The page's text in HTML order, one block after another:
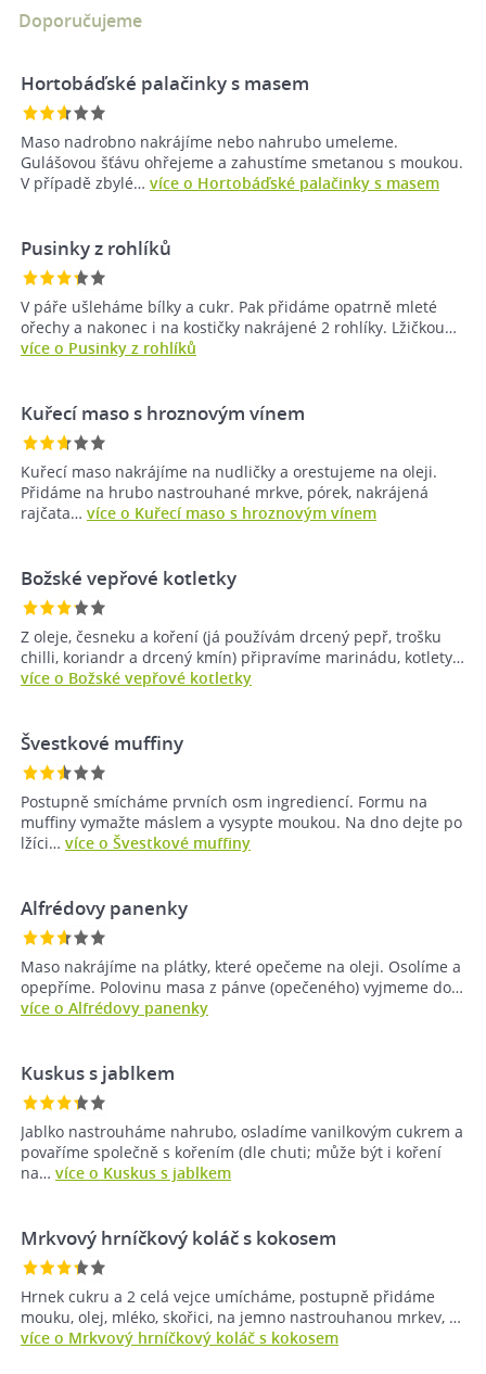
Doporučujeme
Hortobáďské palačinky s masem
Maso nadrobno nakrájíme nebo nahrubo umeleme.
Gulášovou šťávu ohřejeme a zahustíme smetanou s moukou.
V případě zbylé… více o Hortobáďské palačinky s masem
Pusinky z rohlíků
V páře ušleháme bílky a cukr. Pak přidáme opatrně mleté
ořechy a nakonec i na kostičky nakrájené 2 rohlíky. Lžičkou…
více o Pusinky z rohlíků
Kuřecí maso s hroznovým vínem
Kuřecí maso nakrájíme na nudličky a orestujeme na oleji.
Přidáme na hrubo nastrouhané mrkve, pórek, nakrájená
rajčata… více o Kuřecí maso s hroznovým vínem
Božské vepřové kotletky
Z oleje, česneku a koření (já používám drcený pepř, trošku
chilli, koriandr a drcený kmín) připravíme marinádu, kotlety…
více o Božské vepřové kotletky
Švestkové muffiny
Postupně smícháme prvních osm ingrediencí. Formu na
muffiny vymažte máslem a vysypte moukou. Na dno dejte po
lžíci… více o Švestkové muffiny
Alfrédovy panenky
Maso nakrájíme na plátky, které opečeme na oleji. Osolíme a
opepříme. Polovinu masa z pánve (opečeného) vyjmeme do…
více o Alfrédovy panenky
Kuskus s jablkem
Jablko nastrouháme nahrubo, osladíme vanilkovým cukrem a
povaříme společně s kořením (dle chuti; může být i koření
na… více o Kuskus s jablkem
Mrkvový hrníčkový koláč s kokosem
Hrnek cukru a 2 celá vejce umícháme, postupně přidáme
mouku, olej, mléko, skořici, na jemno nastrouhanou mrkev, …
více o Mrkvový hrníčkový koláč s kokosem